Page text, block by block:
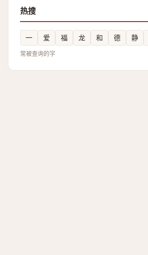
热搜
一 爱 福 龙 和 德 静
常被查询的字